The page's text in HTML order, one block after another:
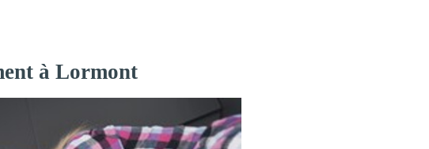
à Lormont